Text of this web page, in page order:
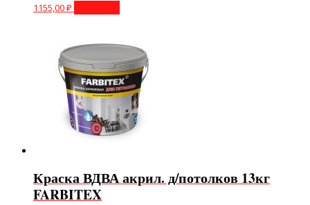
1155,00₽
Краска ВДВА акрил. д/потолков 13кг
FARBITEX